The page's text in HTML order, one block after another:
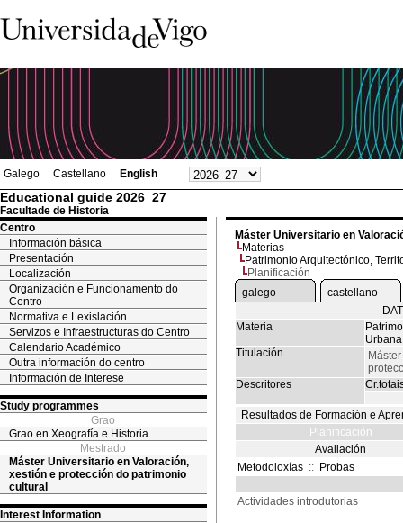
Galego Castellano English
Educational guide 2026_27
Facultade de Historia
Centro
Información básica
Presentación
Localización
Organización e Funcionamento do
Centro
Normativa e Lexislación
Servizos e Infraestructuras do Centro
Calendario Académico
Outra información do centro
Información de Interese
Study programmes
Grao
Grao en Xeografía e Historia
Mestrado
Máster Universitario en Valoración,
xestión e protección do patrimonio
cultural
Interest Information
Máster Universitario en
Materias
Patrimonio Arquitectónico,
Planificación
galego
castellano
Materia
Urbana
Titulación
Descritores
Resultados de Formación e
Planificación
Avaliación
Metodoloxías :: Probas
Actividades introdutorias